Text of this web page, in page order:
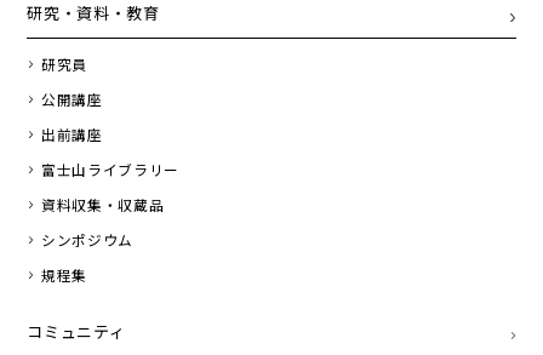
研究・資料・教育
研究員
公開講座
出前講座
富士山ライブラリー
資料収集・収蔵品
シンポジウム
規程集
コミュニティ